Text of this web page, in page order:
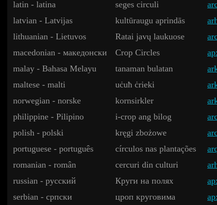
latin - latina
seges circuli
latvian - Latvijas
kultūraugu aprindās
lithuanian - Lietuvos
Ratai javų laukuose
macedonian - македонски
Crop Circles
malay - Bahasa Melayu
tanaman bulatan
maltese - malti
uċuħ ċrieki
norwegian - norske
kornsirkler
philippine - Pilipino
i-crop ang bilog
polish - polski
kręgi zbożowe
portuguese - português
círculos nas plantações
romanian - român
cercuri din culturi
russian - русский
Круги на полях
serbian - српски
цроп круговима